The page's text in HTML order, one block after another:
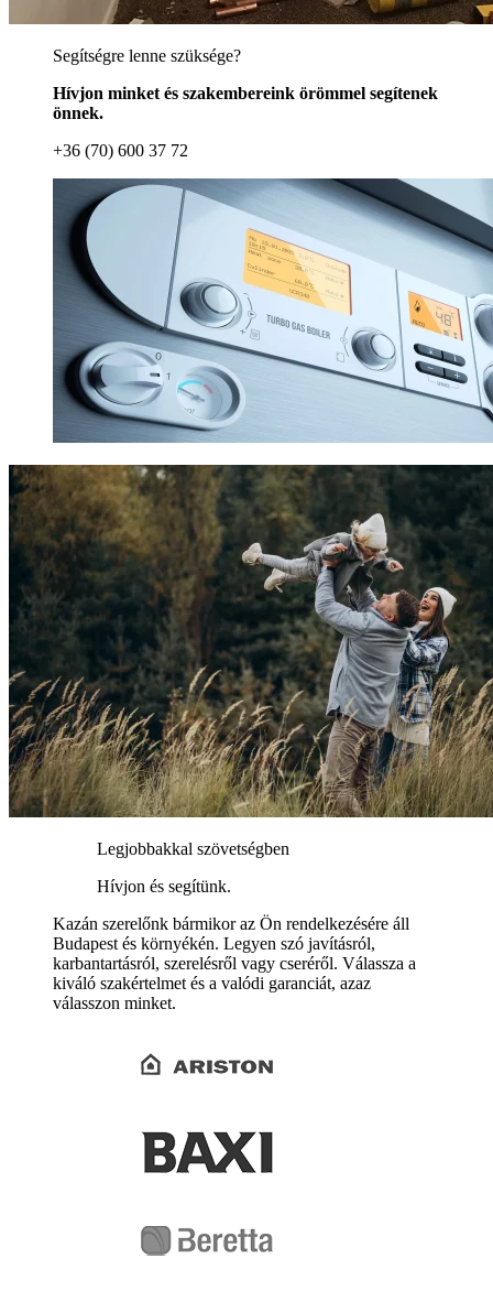
Segítségre lenne szüksége?
Hívjon minket és szakembereink örömmel segítenek
önnek.
+36 (70) 600 37 72
Legjobbakkal szövetségben
Hívjon és segítünk.
Kazán szerelőnk bármikor az Ön rendelkezésére áll
Budapest és környékén. Legyen szó javításról,
karbantartásról, szerelésről vagy cseréről. Válassza a
kiváló szakértelmet és a valódi garanciát, azaz
válasszon minket.